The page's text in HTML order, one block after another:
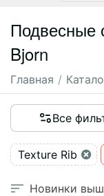
Подвесные
Bjorn
Главная /
Все
Texture Rib
Новинки